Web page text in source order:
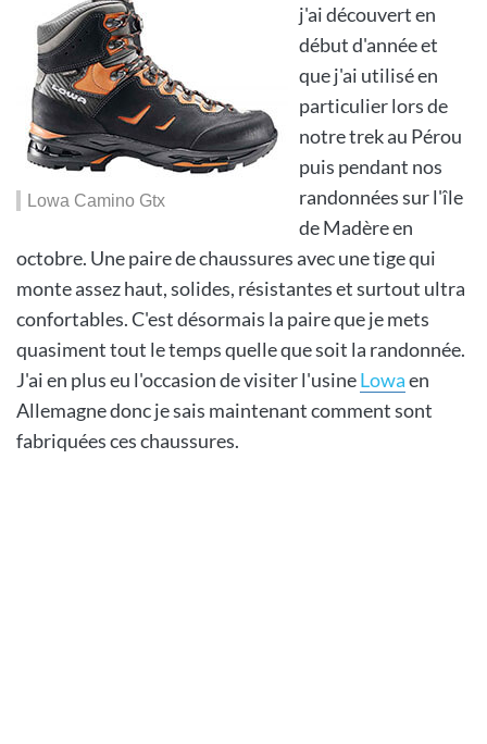
Lowa Camino Gtx
j'ai découvert en
début d'année et
que j'ai utilisé en
particulier lors de
notre trek au Pérou
puis pendant nos
randonnées sur l'île
de Madère en
octobre. Une paire de chaussures avec une tige qui
monte assez haut, solides, résistantes et surtout ultra
confortables. C'est désormais la paire que je mets
quasiment tout le temps quelle que soit la randonnée.
J'ai en plus eu l'occasion de visiter l'usineLowaen
Allemagne donc je sais maintenant comment sont
fabriquées ces chaussures.